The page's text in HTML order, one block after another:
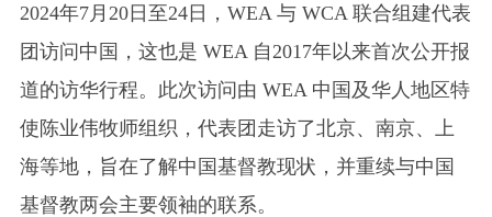
2024年7月20日至24日，WEA 与 WCA 联合组建代表
团访问中国，这也是 WEA 自2017年以来首次公开报
道的访华行程。此次访问由 WEA 中国及华人地区特
使陈业伟牧师组织，代表团走访了北京、南京、上
海等地，旨在了解中国基督教现状，并重续与中国
基督教两会主要领袖的联系。